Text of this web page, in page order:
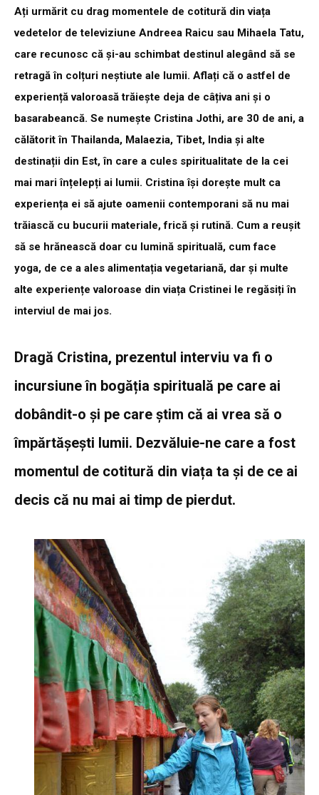
Ați urmărit cu drag momentele de cotitură din viața
vedetelor de televiziune Andreea Raicu sau Mihaela Tatu,
care recunosc că și-au schimbat destinul alegând să se
retragă în colțuri neștiute ale lumii. Aflați că o astfel de
experiență valoroasă trăiește deja de câțiva ani și o
basarabeancă. Se numește Cristina Jothi, are 30 de ani, a
călătorit în Thailanda, Malaezia, Tibet, India și alte
destinații din Est, în care a cules spiritualitate de la cei
mai mari înțelepți ai lumii. Cristina își dorește mult ca
experiența ei să ajute oamenii contemporani să nu mai
trăiască cu bucurii materiale, frică și rutină. Cum a reușit
să se hrănească doar cu lumină spirituală, cum face
yoga, de ce a ales alimentația vegetariană, dar și multe
alte experiențe valoroase din viața Cristinei le regăsiți în
interviul de mai jos.
Dragă Cristina, prezentul interviu va fi o
incursiune în bogăția spirituală pe care ai
dobândit-o și pe care știm că ai vrea să o
împărtășești lumii. Dezvăluie-ne care a fost
momentul de cotitură din viața ta și de ce ai
decis că nu mai ai timp de pierdut.